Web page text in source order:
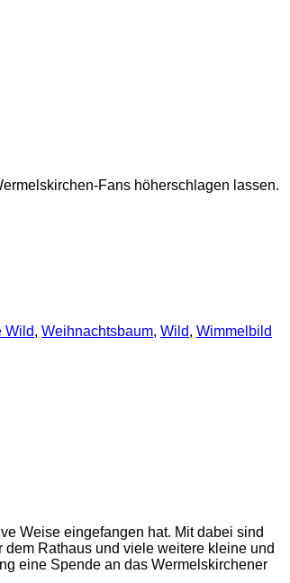
Fans höherschlagen lassen.
Wild, Weihnachtsbaum, Wild, Wimmelbild
Weise eingefangen hat. Mit dabei sind
dem Rathaus und viele weitere kleine und
eine Spende an das Wermelskirchener